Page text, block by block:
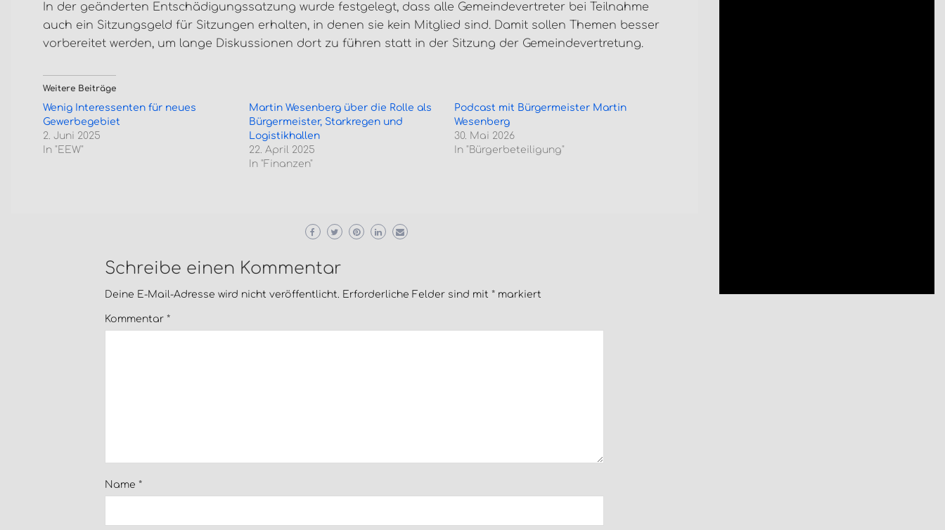
In der geänderten Entschädigungssatzung wurde festgelegt, dass alle Gemeindevertreter bei Teilnahme
auch ein Sitzungsgeld für Sitzungen erhalten, in denen sie kein Mitglied sind. Damit sollen Themen besser
vorbereitet werden, um lange Diskussionen dort zu führen statt in der Sitzung der Gemeindevertretung.
Weitere Beiträge
Wenig Interessenten für neues
Gewerbegebiet
2. Juni 2025
In "EEW"
Martin Wesenberg über die Rolle als
Bürgermeister, Starkregen und
Logistikhallen
22. April 2025
In "Finanzen"
Podcast mit Bürgermeister Martin
Wesenberg
30. Mai 2026
In "Bürgerbeteiligung"
Schreibe einen Kommentar
Deine E-Mail-Adresse wird nicht veröffentlicht. Erforderliche Felder sind mit* markiert
Kommentar*
Name*